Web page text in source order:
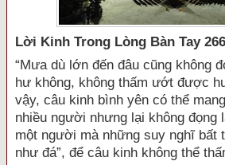
Lời Kinh Trong Lòng Bàn Tay 266
“Mưa dù lớn đến đâu cũng không
hư không, không thấm ướt được
vậy, câu kinh bình yên có thể
nhiều người nhưng lại không đọng
một người mà những suy nghĩ bất
như đá”, để câu kinh không thể